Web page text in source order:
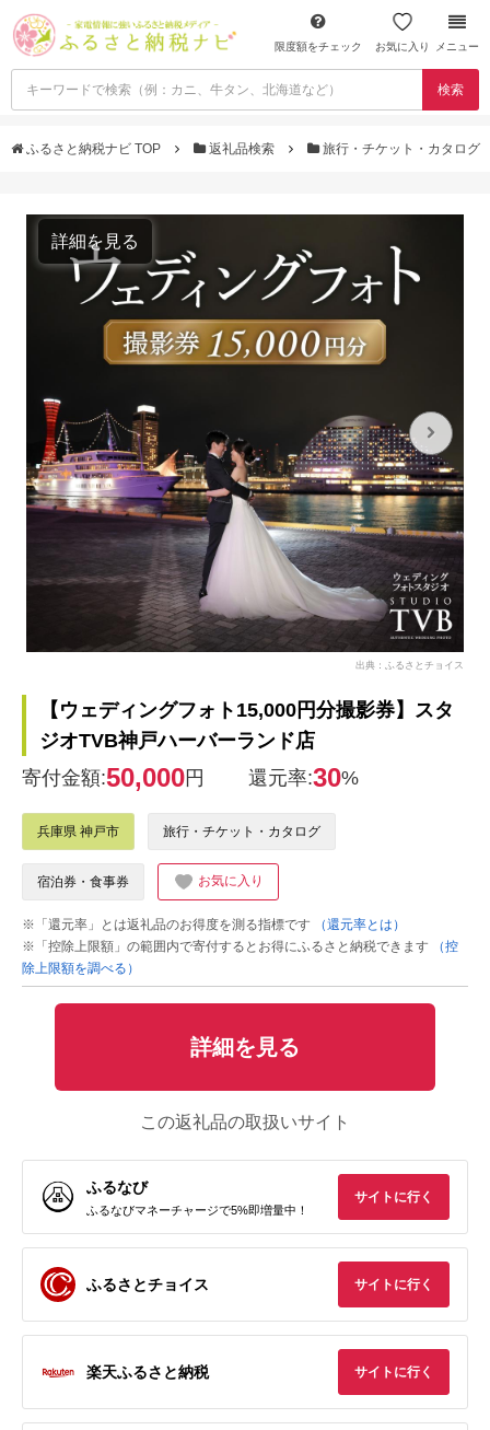
限度額をチェック お気に入り メニュー
検索
ふるさと納税ナビ TOP 返礼品検索 旅行・チケット・カタログ
詳細を見る
出典：ふるさとチョイス
【ウェディングフォト15,000円分撮影券】スタ
ジオTVB神戸ハーバーランド店
寄付金額:50,000円 還元率:30%
兵庫県 神戸市 旅行・チケット・カタログ
宿泊券・食事券 お気に入り
※「還元率」とは返礼品のお得度を測る指標です
（還元率とは）
※「控除上限額」の範囲内で寄付するとお得にふるさと納税できます
（控
除上限額を調べる）
詳細を見る
この返礼品の取扱いサイト
ふるなび
ふるなびマネーチャージで5%即増量中！
サイトに行く
ふるさとチョイス サイトに行く
楽天ふるさと納税 サイトに行く